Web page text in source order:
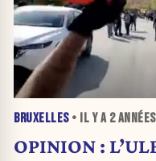
BRUXELLES• IL Y A 2 ANNÉES
OPINION :